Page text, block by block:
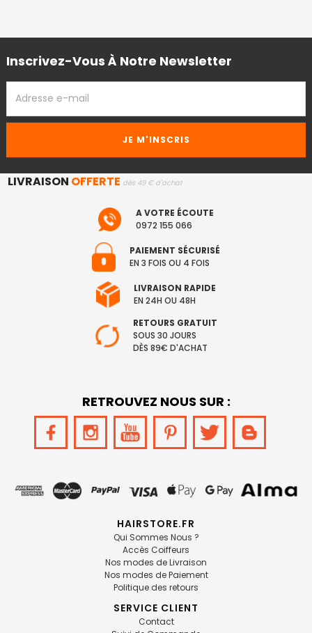
Inscrivez-Vous À Notre Newsletter
EMAIL
LIVRAISON OFFERTE dès 49 € d'achat
A VOTRE ÉCOUTE
0972 155 066
PAIEMENT SÉCURISÉ
EN 3 FOIS OU 4 FOIS
LIVRAISON RAPIDE
EN 24H OU 48H
RETOURS GRATUIT
SOUS 30 JOURS
DÈS 89€ D'ACHAT
RETROUVEZ NOUS SUR :
HAIRSTORE.FR
Qui Sommes Nous ?
Accès Coiffeurs
Nos modes de Livraison
Nos modes de Paiement
Politique des retours
SERVICE CLIENT
Contact